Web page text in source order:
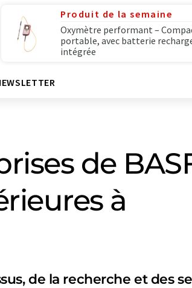
Produit de la semaine
Oxymètre performant –
portable, avec batterie
intégrée
de
à
de la recherche et des